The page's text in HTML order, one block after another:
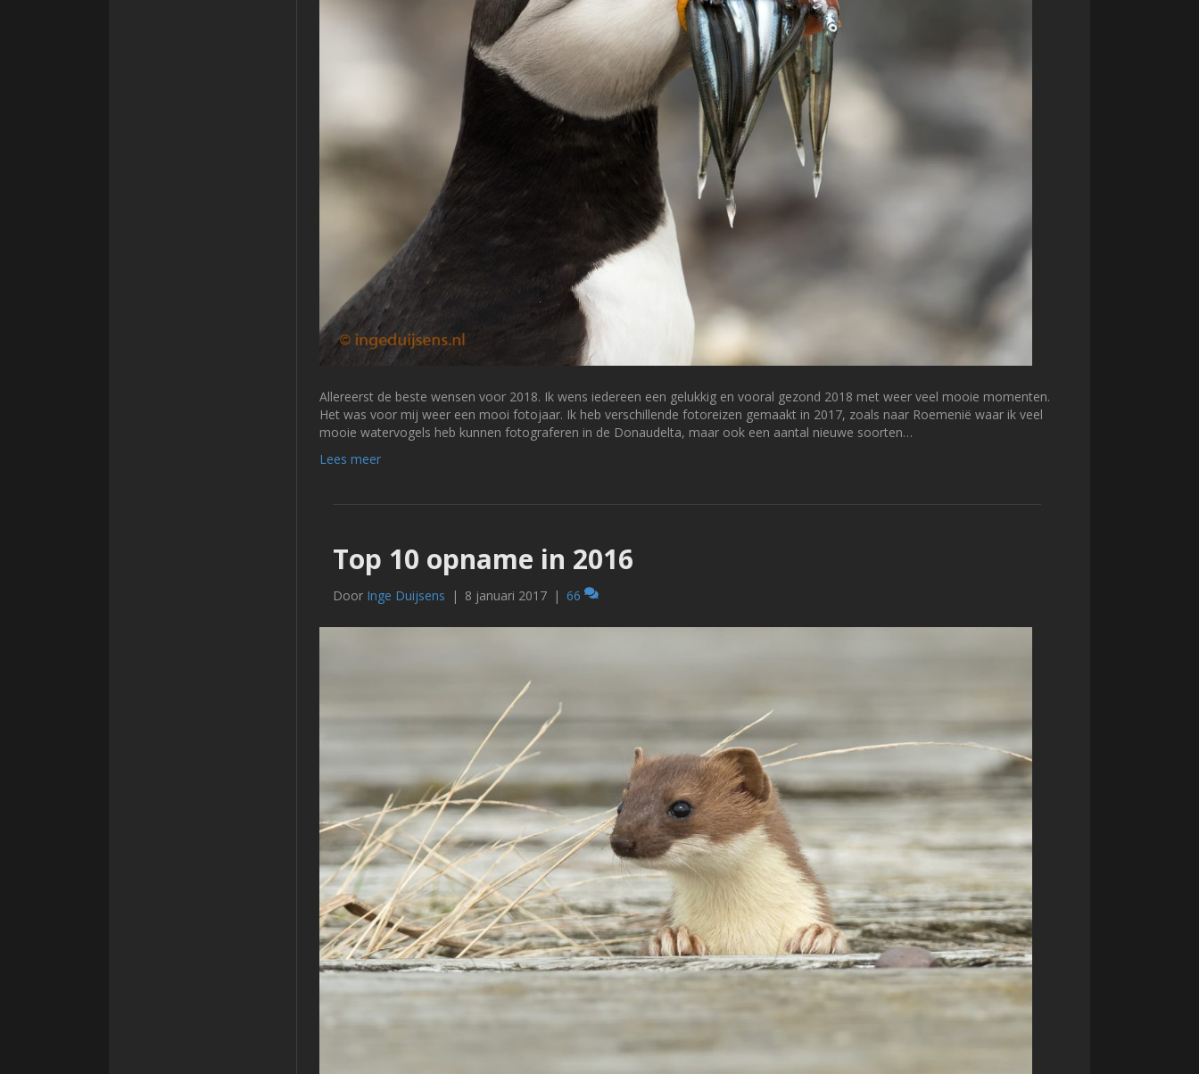
Allereerst de beste wensen voor 2018. Ik wens iedereen een gelukkig en vooral gezond 2018 met weer veel mooie momenten.
Het was voor mij weer een mooi fotojaar. Ik heb verschillende fotoreizen gemaakt in 2017, zoals naar Roemenië waar ik veel
mooie watervogels heb kunnen fotograferen in de Donaudelta, maar ook een aantal nieuwe soorten…
Lees meer
Top 10 opname in 2016
Door Inge Duijsens | 8 januari 2017 | 66